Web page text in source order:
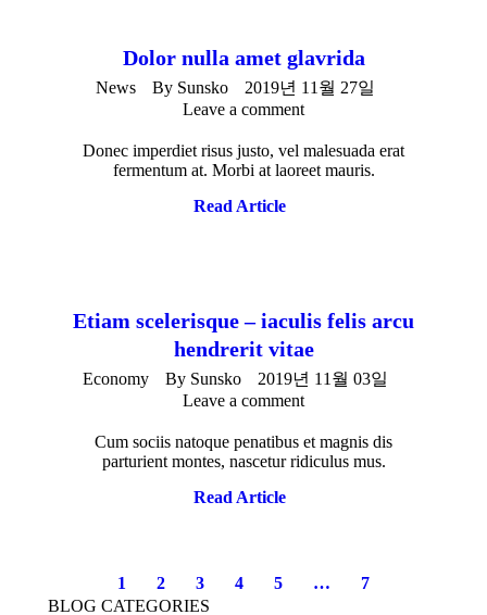
Dolor nulla amet glavrida
News By Sunsko
2019년 11월 27일
Leave a comment
Donec imperdiet risus justo, vel malesuada erat
fermentum at. Morbi at laoreet mauris.
Read Article
Etiam scelerisque – iaculis felis arcu
hendrerit vitae
Economy By Sunsko
2019년 11월 03일
Leave a comment
Cum sociis natoque penatibus et magnis dis
parturient montes, nascetur ridiculus mus.
Read Article
1 2 3 4 5 …
7
BLOG CATEGORIES